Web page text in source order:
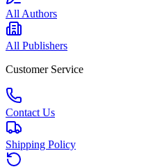
All Authors
All Publishers
Customer Service
Contact Us
Shipping Policy